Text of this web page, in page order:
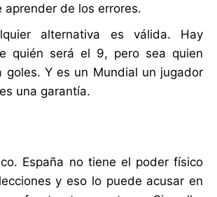
aprender de los errores.
alternativa es válida. Hay
quién será el 9, pero sea quien
goles. Y es un Mundial un jugador
una garantía.
España no tiene el poder físico
y eso lo puede acusar en